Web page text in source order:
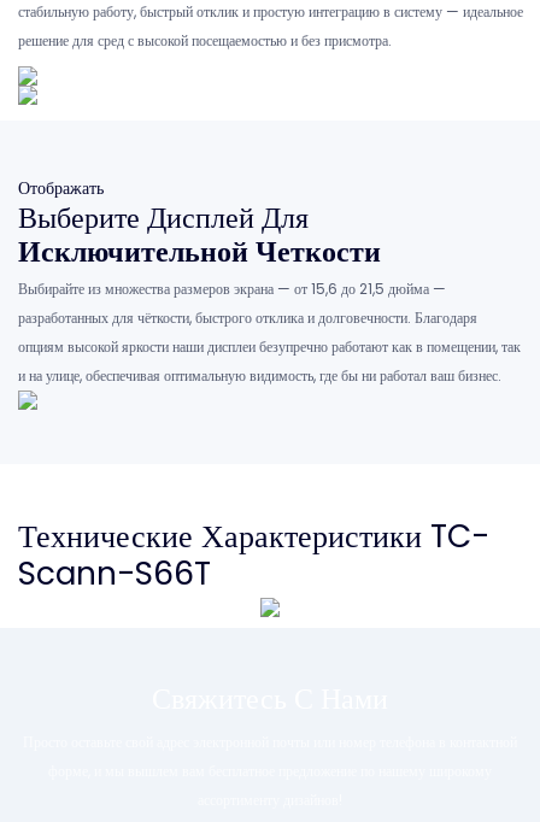
стабильную работу, быстрый отклик и простую интеграцию в систему — идеальное
решение для сред с высокой посещаемостью и без присмотра.
Отображать
Выберите Дисплей Для
Исключительной Четкости
Выбирайте из множества размеров экрана — от 15,6 до 21,5 дюйма —
разработанных для чёткости, быстрого отклика и долговечности. Благодаря
опциям высокой яркости наши дисплеи безупречно работают как в помещении, так
и на улице, обеспечивая оптимальную видимость, где бы ни работал ваш бизнес.
Технические Характеристики TC-
Scann-S66T